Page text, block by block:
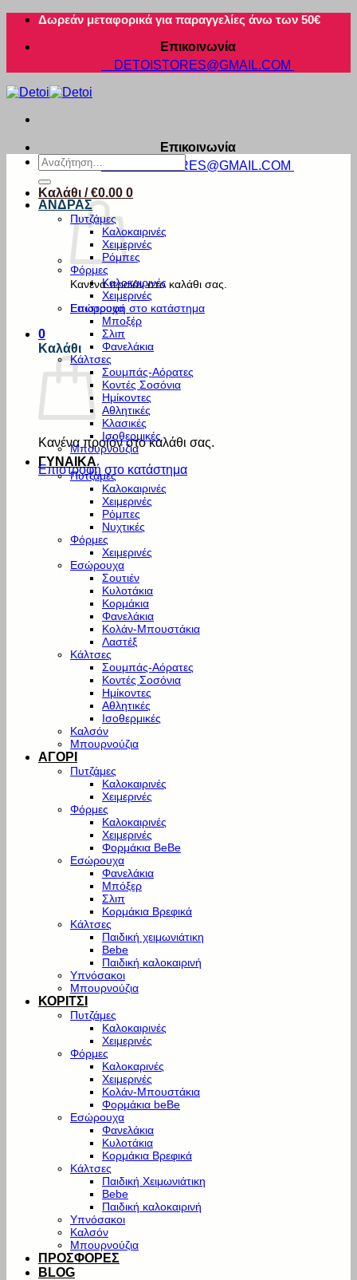
Μετάβαση
περιεχόμενο
Δωρεάν μεταφορικά για παραγγελίες άνω των 50€
Επικοινωνία
DETOISTORES@GMAIL.COM
Επικοινωνία
DETOISTORES@GMAIL.COM
Καλάθι /€0.00 0
Κανένα προϊόν στο καλάθι σας.
Επιστροφή στο κατάστημα
0
Καλάθι
Κανένα προϊόν στο καλάθι σας.
Επιστροφή στο κατάστημα
Αναζήτηση
για:
ΑΝΔΡΑΣ
Πυτζάμες
Καλοκαιρινές
Χειμερινές
Ρόμπες
Φόρμες
Καλοκαιρινές
Χειμερινές
Εσώρουχα
Μποξέρ
Σλιπ
Φανελάκια
Κάλτσες
Σουμπάς-Αόρατες
Κοντές Σοσόνια
Ημίκοντες
Αθλητικές
Κλασικές
Ισοθερμικές
Μπουρνούζια
ΓΥΝΑΙΚΑ
Πυτζάμες
Καλοκαιρινές
Χειμερινές
Ρόμπες
Νυχτικές
Φόρμες
Χειμερινές
Εσώρουχα
Σουτιέν
Κυλοτάκια
Κορμάκια
Φανελάκια
Κολάν-Μπουστάκια
Λαστέξ
Κάλτσες
Σουμπάς-Αόρατες
Κοντές Σοσόνια
Ημίκοντες
Αθλητικές
Ισοθερμικές
Καλσόν
Μπουρνούζια
ΑΓΟΡΙ
Πυτζάμες
Καλοκαιρινές
Χειμερινές
Φόρμες
Καλοκαιρινές
Χειμερινές
Φορμάκια BeBe
Εσώρουχα
Φανελάκια
Μπόξερ
Σλιπ
Κορμάκια Βρεφικά
Κάλτσες
Παιδική χειμωνιάτικη
Bebe
Παιδική καλοκαιρινή
Υπνόσακοι
Μπουρνούζια
ΚΟΡΙΤΣΙ
Πυτζάμες
Καλοκαιρινές
Χειμερινές
Φόρμες
Καλοκαρινές
Χειμερινές
Κολάν-Μπουστάκια
Φορμάκια beBe
Εσώρουχα
Φανελάκια
Κυλοτάκια
Κορμάκια Βρεφικά
Κάλτσες
Παιδική Χειμωνιάτικη
Bebe
Παιδική καλοκαιρινή
Υπνόσακοι
Καλσόν
Μπουρνούζια
ΠΡΟΣΦΟΡΕΣ
BLOG